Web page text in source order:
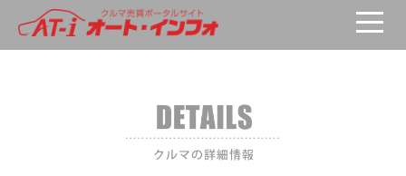
車両が選択されていません。